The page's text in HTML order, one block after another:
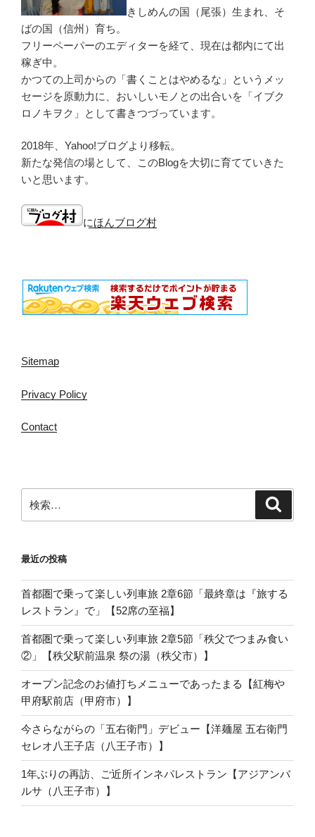
きしめんの国（尾張）生まれ、そ
ばの国（信州）育ち。
フリーペーパーのエディターを経て、現在は都内にて出
稼ぎ中。
かつての上司からの「書くことはやめるな」というメッ
セージを原動力に、おいしいモノとの出合いを「イブク
ロノキヲク」として書きつづっています。
2018年、Yahoo!ブログより移転。
新たな発信の場として、このBlogを大切に育てていきた
いと思います。
にほんブログ村
Sitemap
Privacy Policy
Contact
索:
最近の投稿
首都圏で乗って楽しい列車旅 2章6節「最終章は『旅する
レストラン』で」【52席の至福】
首都圏で乗って楽しい列車旅 2章5節「秩父でつまみ食い
②」【秩父駅前温泉 祭の湯（秩父市）】
オープン記念のお値打ちメニューであったまる【紅梅や
甲府駅前店（甲府市）】
今さらながらの「五右衛門」デビュー【洋麺屋 五右衛門
セレオ八王子店（八王子市）】
1年ぶりの再訪、ご近所インネパレストラン【アジアンバ
ルサ（八王子市）】